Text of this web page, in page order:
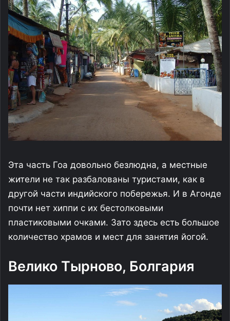
Эта часть Гоа довольно безлюдна, а местные
жители не так разбалованы туристами, как в
другой части индийского побережья. И в Агонде
почти нет хиппи с их бестолковыми
пластиковыми очками. Зато здесь есть большое
количество храмов и мест для занятия йогой.
Велико Тырново, Болгария